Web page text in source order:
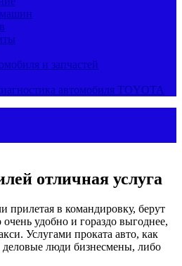
и запчастей
автомобиля TOYOTA
отличная услуга
в командировку, берут
удобно и гораздо выгоднее,
Услугами проката авто, как
деловые люди бизнесмены, либо